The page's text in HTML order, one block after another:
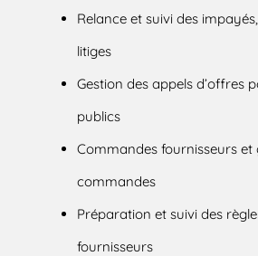
Relance et suivi des
litiges
Gestion des appels d’offres
publics
Commandes fournisseurs et
commandes
Préparation et suivi des
fournisseurs